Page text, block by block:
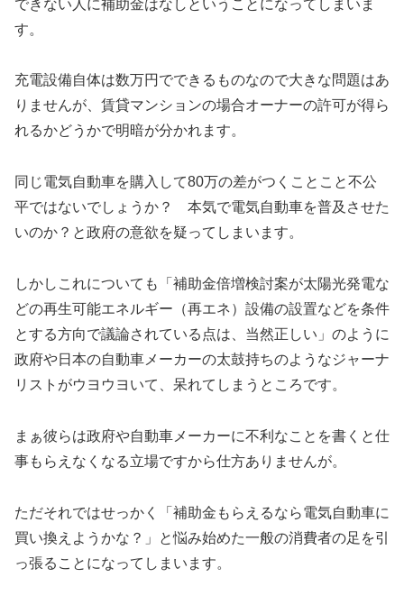
できない人に補助金はなしということになってしまいま
す。
充電設備自体は数万円でできるものなので大きな問題はあ
りませんが、賃貸マンションの場合オーナーの許可が得ら
れるかどうかで明暗が分かれます。
同じ電気自動車を購入して80万の差がつくことこと不公
平ではないでしょうか？ 本気で電気自動車を普及させた
いのか？と政府の意欲を疑ってしまいます。
しかしこれについても「補助金倍増検討案が太陽光発電な
どの再生可能エネルギー（再エネ）設備の設置などを条件
とする方向で議論されている点は、当然正しい」のように
政府や日本の自動車メーカーの太鼓持ちのようなジャーナ
リストがウヨウヨいて、呆れてしまうところです。
まぁ彼らは政府や自動車メーカーに不利なことを書くと仕
事もらえなくなる立場ですから仕方ありませんが。
ただそれではせっかく「補助金もらえるなら電気自動車に
買い換えようかな？」と悩み始めた一般の消費者の足を引
っ張ることになってしまいます。